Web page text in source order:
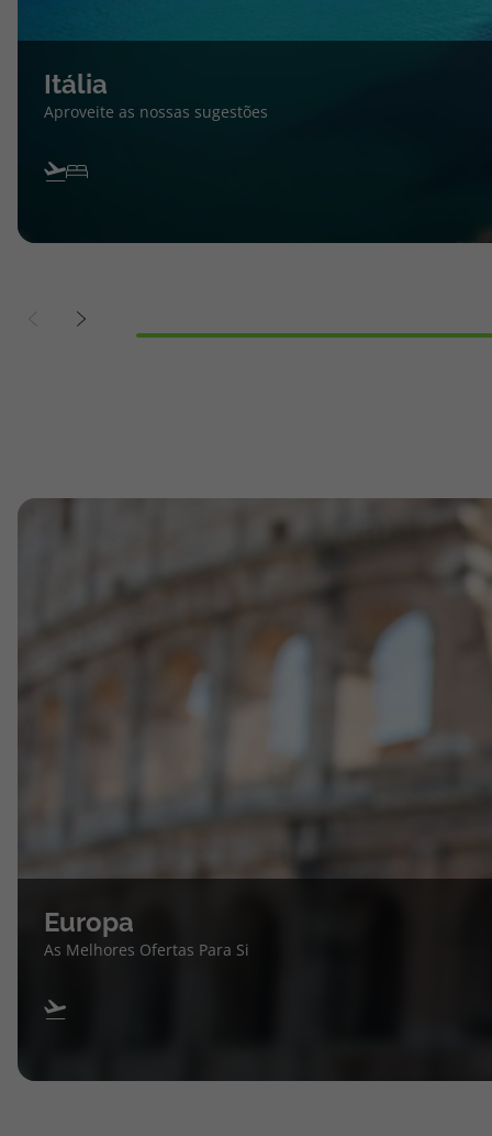
Itália
Aproveite as nossas sugestões
Europa
As Melhores Ofertas Para Si